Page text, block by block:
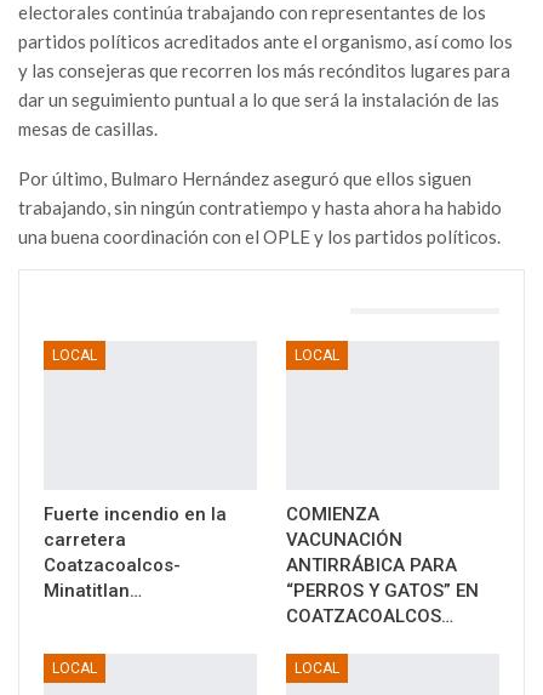
electorales continúa trabajando con representantes de los
partidos políticos acreditados ante el organismo, así como los
y las consejeras que recorren los más recónditos lugares para
dar un seguimiento puntual a lo que será la instalación de las
mesas de casillas.
Por último, Bulmaro Hernández aseguró que ellos siguen
trabajando, sin ningún contratiempo y hasta ahora ha habido
una buena coordinación con el OPLE y los partidos políticos.
LOCAL
Fuerte incendio en la
carretera
Coatzacoalcos-
Minatitlan…
LOCAL
COMIENZA
VACUNACIÓN
ANTIRRÁBICA PARA
“PERROS Y GATOS” EN
COATZACOALCOS…
LOCAL LOCAL